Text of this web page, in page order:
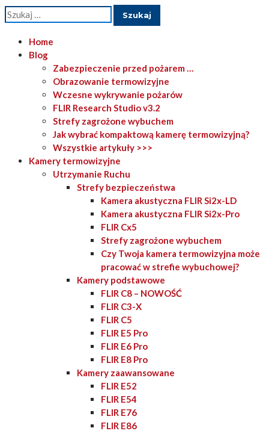
Szukaj:
Home
Blog
Zabezpieczenie przed pożarem …
Obrazowanie termowizyjne
Wczesne wykrywanie pożarów
FLIR Research Studio v3.2
Strefy zagrożone wybuchem
Jak wybrać kompaktową kamerę termowizyjną?
Wszystkie artykuły >>>
Kamery termowizyjne
Utrzymanie Ruchu
Strefy bezpieczeństwa
Kamera akustyczna FLIR Si2x-LD
Kamera akustyczna FLIR Si2x-Pro
FLIR Cx5
Strefy zagrożone wybuchem
Czy Twoja kamera termowizyjna może
pracować w strefie wybuchowej?
Kamery podstawowe
FLIR C8 – NOWOŚĆ
FLIR C3-X
FLIR C5
FLIR E5 Pro
FLIR E6 Pro
FLIR E8 Pro
Kamery zaawansowane
FLIR E52
FLIR E54
FLIR E76
FLIR E86